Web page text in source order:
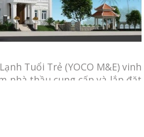
Tuổi Trẻ (YOCO M&E) vinh
nhà thầu cung cấp và lắp đặt